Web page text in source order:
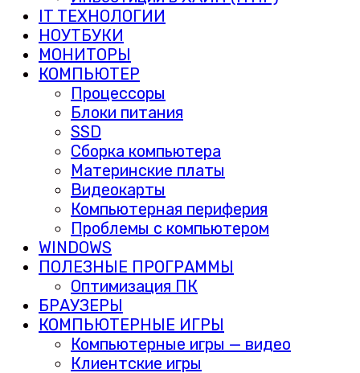
IT ТЕХНОЛОГИИ
НОУТБУКИ
МОНИТОРЫ
КОМПЬЮТЕР
Процессоры
Блоки питания
SSD
Сборка компьютера
Материнские платы
Видеокарты
Компьютерная периферия
Проблемы с компьютером
WINDOWS
ПОЛЕЗНЫЕ ПРОГРАММЫ
Оптимизация ПК
БРАУЗЕРЫ
КОМПЬЮТЕРНЫЕ ИГРЫ
Компьютерные игры — видео
Клиентские игры